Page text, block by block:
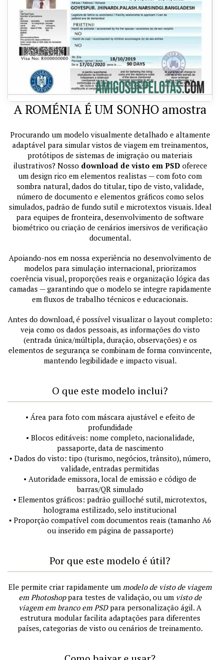
A ROMÉNIA É UM SONHO amostra
Procurando um modelo visualmente detalhado e altamente
adaptável para simular vistos de viagem em treinamentos,
protótipos de sistemas de imigração ou materiais
ilustrativos? Nosso download de visto em PSD oferece
um design rico em elementos realistas — com foto com
sombra natural, dados do titular, tipo de visto, validade,
número de documento e elementos gráficos como selos
simulados, padrão de fundo sutil e microtextos visuais. Ideal
para equipes de fronteira, desenvolvimento de software
biométrico ou criação de cenários imersivos de verificação
documental.
Apoiando-nos em nossa experiência no desenvolvimento de
modelos para simulação internacional, priorizamos
coerência visual, proporções reais e organização lógica das
camadas — garantindo que o modelo se integre rapidamente
em fluxos de trabalho técnicos e educacionais.
Antes do download, é possível visualizar o layout completo:
veja como os dados pessoais, as informações do visto
(entrada única/múltipla, duração, observações) e os
elementos de segurança se combinam de forma convincente,
mantendo legibilidade e impacto visual.
O que este modelo inclui?
• Área para foto com máscara ajustável e efeito de
profundidade
• Blocos editáveis: nome completo, nacionalidade,
passaporte, data de nascimento
• Dados do visto: tipo (turismo, negócios, trânsito), número,
validade, entradas permitidas
• Autoridade emissora, local de emissão e código de
barras/QR simulado
• Elementos gráficos: padrão guilloché sutil, microtextos,
holograma estilizado, selo institucional
• Proporção compatível com documentos reais (tamanho A6
ou inserido em página de passaporte)
Por que este modelo é útil?
Ele permite criar rapidamente um modelo de visto de viagem
em Photoshoppara testes de validação, ou um visto de
viagem em branco em PSDpara personalização ágil. A
estrutura modular facilita adaptações para diferentes
países, categorias de visto ou cenários de treinamento.